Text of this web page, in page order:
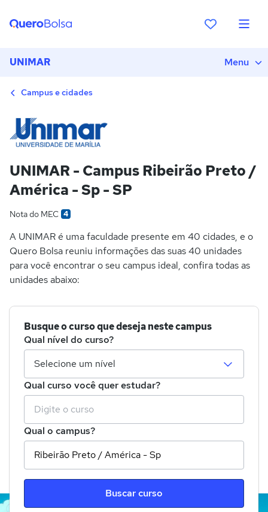
UNIMAR Menu
Campus e cidades
UNIMAR - Campus Ribeirão Preto /
América - Sp - SP
Nota do MEC 4
A UNIMAR é uma faculdade presente em 40 cidades, e o
Quero Bolsa reuniu informações das suas 40 unidades
para você encontrar o seu campus ideal, confira todas as
unidades abaixo:
Busque o curso que deseja neste campus
Qual nível do curso?
Qual curso você quer estudar?
Qual o campus?
Buscar curso